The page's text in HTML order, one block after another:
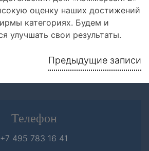
оценку наших достижений
категориях. Будем и
улучшать свои результаты.
Предыдущие записи
Телефон
+7 495 783 16 41